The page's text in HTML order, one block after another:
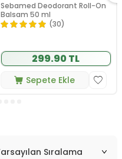
Sebamed Deodorant Roll-On
Balsam 50 ml
(30)
299.90 TL
Sepete Ekle